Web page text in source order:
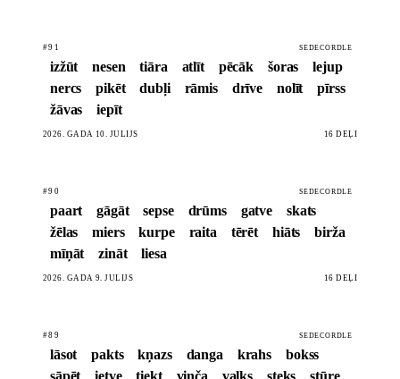
#91 SEDECORDLE
izžūt nesen tiāra atlīt pēcāk šoras
lejup
nercs
pikēt dubļi rāmis drīve nolīt
pīrss
žāvas
iepīt
2026. GADA 10. JŪLIJS 16 DĒĻI
#90 SEDECORDLE
paart gāgāt sepse drūms gatve
skats
žēlas
miers kurpe raita tērēt hiāts
birža
mīņāt
zināt liesa
2026. GADA 9. JŪLIJS 16 DĒĻI
#89 SEDECORDLE
lāsot pakts kņazs danga krahs
bokss
sāpēt
ietve tiekt vinča valks steks
stūre